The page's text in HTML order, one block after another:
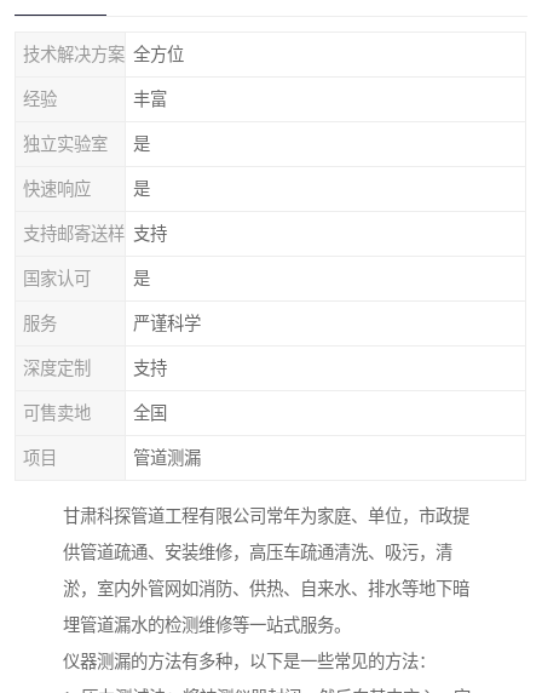
技术解决方案 全方位
经验 丰富
独立实验室 是
快速响应 是
支持邮寄送样 支持
国家认可 是
服务 严谨科学
深度定制 支持
可售卖地 全国
项目 管道测漏
甘肃科探管道工程有限公司常年为家庭、单位，市政提
供管道疏通、安装维修，高压车疏通清洗、吸污，清
淤，室内外管网如消防、供热、自来水、排水等地下暗
埋管道漏水的检测维修等一站式服务。
仪器测漏的方法有多种，以下是一些常见的方法：